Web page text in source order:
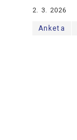
2. 3. 2026
Anketa